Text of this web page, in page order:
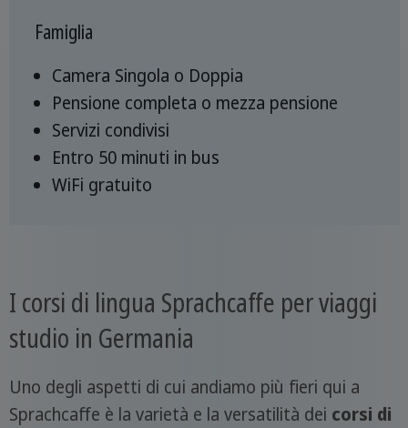
Famiglia
Camera Singola o Doppia
Pensione completa o mezza pensione
Servizi condivisi
Entro 50 minuti in bus
WiFi gratuito
I corsi di lingua Sprachcaffe per viaggi
studio in Germania
Uno degli aspetti di cui andiamo più fieri qui a
Sprachcaffe è la varietà e la versatilità dei corsi di